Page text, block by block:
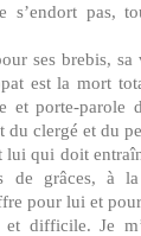
pas,
ses brebis, sa
est la mort
et porte-parole
du clergé et du
lui qui doit
de grâces, à
pour lui et
difficile. Je